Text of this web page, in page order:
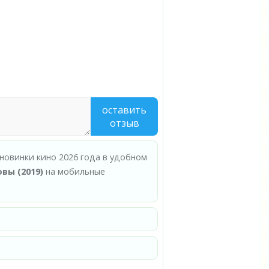
оставить
отзыв
кино 2026 года в удобном
(2019) на мобильные